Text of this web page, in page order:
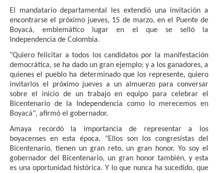
El mandatario departamental les extendió una invitación a
encontrarse el próximo jueves, 15 de marzo, en el Puente de
Boyacá, emblemático lugar en el que se selló la
Independencia de Colombia.
"Quiero felicitar a todos los candidatos por la manifestación
democrática, se ha dado un gran ejemplo; y a los ganadores, a
quienes el pueblo ha determinado que los represente, quiero
invitarlos el próximo jueves a un almuerzo para conversar
sobre el inicio de un trabajo en equipo para celebrar el
Bicentenario de la Independencia como lo merecemos en
Boyacá", afirmó el gobernador.
Amaya recordó la importancia de representar a los
boyacenses en esta época. "Ellos son los congresistas del
Bicentenario, tienen un gran reto, un gran honor. Yo soy el
gobernador del Bicentenario, un gran honor también, y esta
es una oportunidad histórica. Y lo que nunca ha sucedido, que